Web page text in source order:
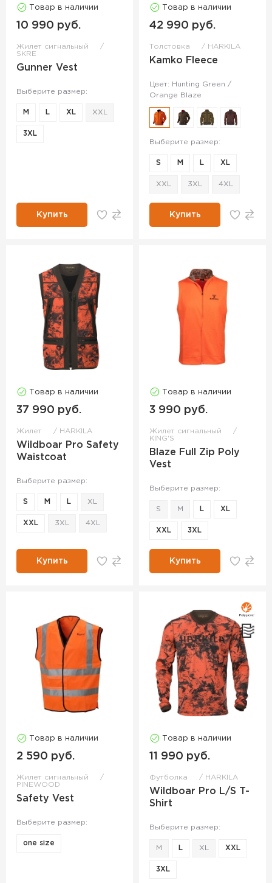
Товар в наличии
10 990 руб.
Жилет сигнальный
SKRE
Gunner Vest
Выберите размер:
M L XL XXL
3XL
Купить
Товар в наличии
42 990 руб.
Толстовка HARKILA
Kamko Fleece
Цвет: Hunting Green /
Orange Blaze
Выберите размер:
S M L XL
XXL 3XL 4XL
Купить
Товар в наличии
37 990 руб.
Жилет HARKILA
Wildboar Pro Safety
Waistcoat
Выберите размер:
S M L XL
XXL 3XL 4XL
Купить
Товар в наличии
3 990 руб.
Жилет сигнальный
KING'S
Blaze Full Zip Poly
Vest
Выберите размер:
S M L XL
XXL 3XL
Купить
Товар в наличии
2 590 руб.
Жилет сигнальный
PINEWOOD
Safety Vest
Выберите размер:
one size
Товар в наличии
11 990 руб.
Футболка HARKILA
Wildboar Pro L/S T-
Shirt
Выберите размер:
M L XL XXL
3XL